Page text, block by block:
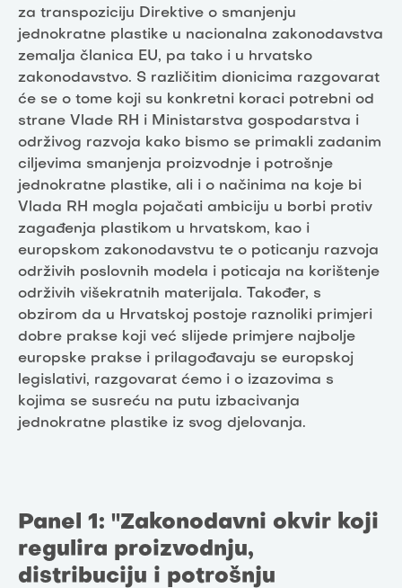
za transpoziciju Direktive o smanjenju
jednokratne plastike u nacionalna zakonodavstva
zemalja članica EU, pa tako i u hrvatsko
zakonodavstvo. S različitim dionicima razgovarat
će se o tome koji su konkretni koraci potrebni od
strane Vlade RH i Ministarstva gospodarstva i
održivog razvoja kako bismo se primakli zadanim
ciljevima smanjenja proizvodnje i potrošnje
jednokratne plastike, ali i o načinima na koje bi
Vlada RH mogla pojačati ambiciju u borbi protiv
zagađenja plastikom u hrvatskom, kao i
europskom zakonodavstvu te o poticanju razvoja
održivih poslovnih modela i poticaja na korištenje
održivih višekratnih materijala. Također, s
obzirom da u Hrvatskoj postoje raznoliki primjeri
dobre prakse koji već slijede primjere najbolje
europske prakse i prilagođavaju se europskoj
legislativi, razgovarat ćemo i o izazovima s
kojima se susreću na putu izbacivanja
jednokratne plastike iz svog djelovanja.
Panel 1: "Zakonodavni okvir koji
regulira proizvodnju,
distribuciju i potrošnju